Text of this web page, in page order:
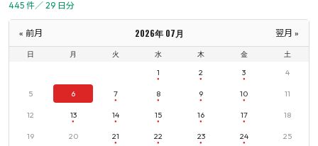
445 件／ 29 日分
« 前月 2026年 07月 翌月 »
日 月 火 水 木 金 土
1 2 3 4
5 6 7 8 9 10 11
12 13 14 15 16 17 18
19 20 21 22 23 24 25